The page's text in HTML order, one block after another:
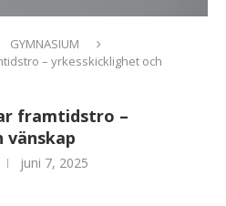
GYMNASIUM
– yrkesskicklighet och
framtidstro –
vänskap
juni 7, 2025